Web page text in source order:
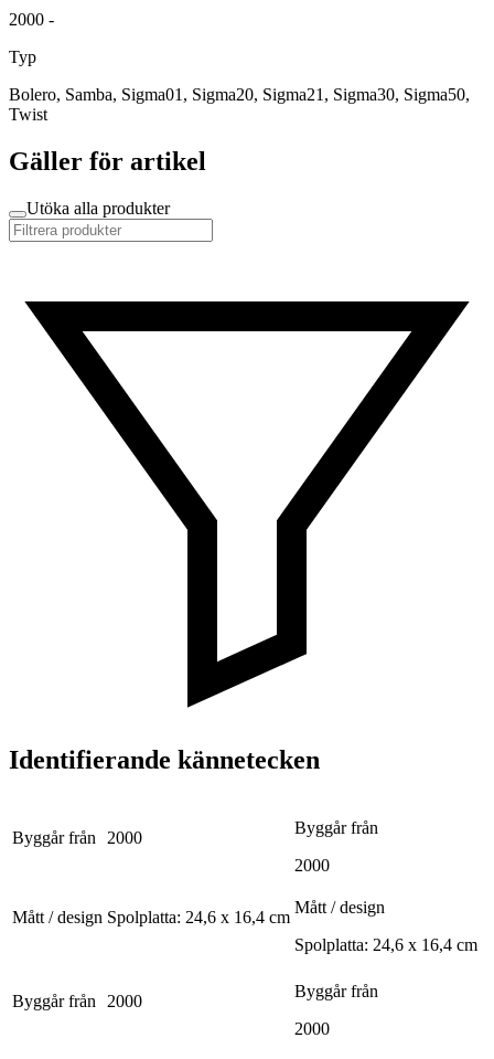
2000 -
Typ
Bolero, Samba, Sigma01, Sigma20, Sigma21, Sigma30, Sigma50,
Twist
Gäller för artikel
Utöka alla produkter
Identifierande kännetecken
Byggår från 2000
Byggår från
2000
Mått / design Spolplatta: 24,6 x 16,4 cm
Mått / design
Spolplatta: 24,6 x 16,4 cm
Byggår från 2000
Byggår från
2000